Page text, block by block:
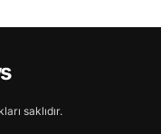
saklıdır.